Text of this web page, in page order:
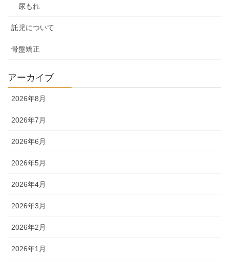
尿もれ
託児について
骨盤矯正
アーカイブ
2026年8月
2026年7月
2026年6月
2026年5月
2026年4月
2026年3月
2026年2月
2026年1月